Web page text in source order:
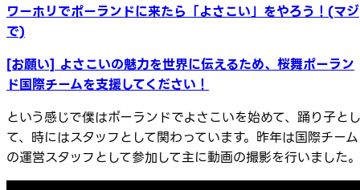
ワーホリでポーランドに来たら「よさこい」をやろう！(マジ
で)
[お願い] よさこいの魅力を世界に伝えるため、桜舞ポーラン
ド国際チームを支援してください！
という感じで僕はポーランドでよさこいを始めて、踊り子と
て、時にはスタッフとして関わっています。昨年は国際チーム
の運営スタッフとして参加して主に動画の撮影を行いました。